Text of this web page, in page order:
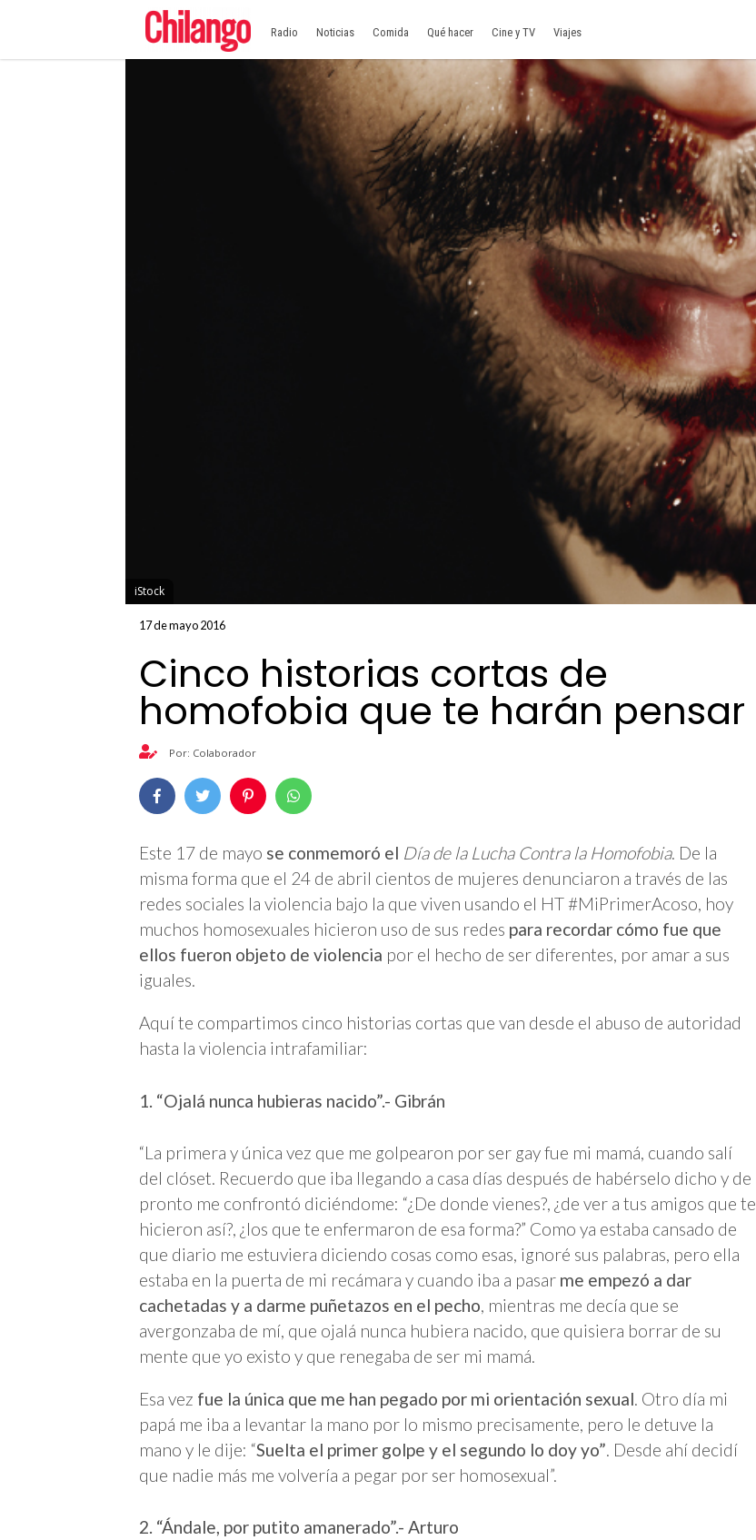
Radio Noticias Comida Qué hacer Cine y TV Viajes
iStock
17 de mayo 2016
Cinco historias cortas de
homofobia que te harán pensar
Por: Colaborador
Este 17 de mayo se conmemoró el Día de la Lucha Contra la Homofobia. De la
misma forma que el 24 de abril cientos de mujeres denunciaron a través de las
redes sociales la violencia bajo la que viven usando el HT #MiPrimerAcoso, hoy
muchos homosexuales hicieron uso de sus redes para recordar cómo fue que
ellos fueron objeto de violencia por el hecho de ser diferentes, por amar a sus
iguales.
Aquí te compartimos cinco historias cortas que van desde el abuso de autoridad
hasta la violencia intrafamiliar:
1. “Ojalá nunca hubieras nacido”.- Gibrán
“La primera y única vez que me golpearon por ser gay fue mi mamá, cuando salí
del clóset. Recuerdo que iba llegando a casa días después de habérselo dicho y de
pronto me confrontó diciéndome: “¿De donde vienes?, ¿de ver a tus amigos que te
hicieron así?, ¿los que te enfermaron de esa forma?” Como ya estaba cansado de
que diario me estuviera diciendo cosas como esas, ignoré sus palabras, pero ella
estaba en la puerta de mi recámara y cuando iba a pasar me empezó a dar
cachetadas y a darme puñetazos en el pecho, mientras me decía que se
avergonzaba de mí, que ojalá nunca hubiera nacido, que quisiera borrar de su
mente que yo existo y que renegaba de ser mi mamá.
Esa vez fue la única que me han pegado por mi orientación sexual. Otro día mi
papá me iba a levantar la mano por lo mismo precisamente, pero le detuve la
mano y le dije: “Suelta el primer golpe y el segundo lo doy yo”. Desde ahí decidí
que nadie más me volvería a pegar por ser homosexual”.
2. “Ándale, por putito amanerado”.- Arturo